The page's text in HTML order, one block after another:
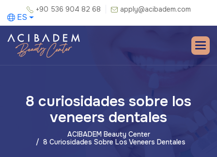
+90 536 904 82 68 apply@acibadem.com
ES
8 curiosidades sobre los
veneers dentales
ACIBADEM Beauty Center
8 Curiosidades Sobre Los Veneers Dentales